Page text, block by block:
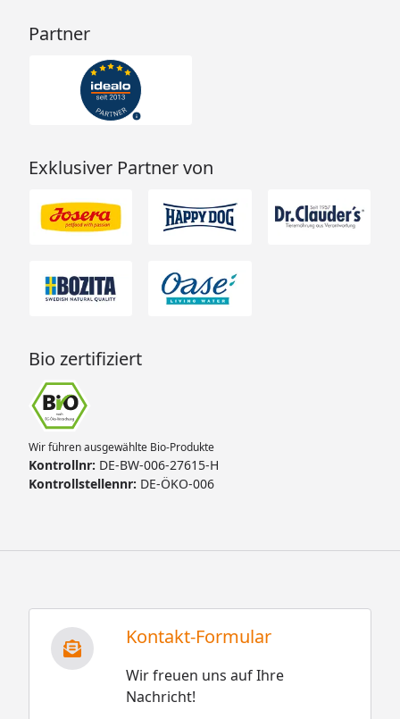
Partner
Exklusiver Partner von
Bio zertifiziert
Wir führen ausgewählte Bio-Produkte
Kontrollnr: DE-BW-006-27615-H
Kontrollstellennr: DE-ÖKO-006
Kontakt-Formular
Wir freuen uns auf Ihre
Nachricht!